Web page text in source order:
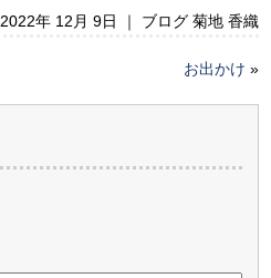
2022年 12月 9日 ｜ ブログ 菊地 香織
お出かけ »